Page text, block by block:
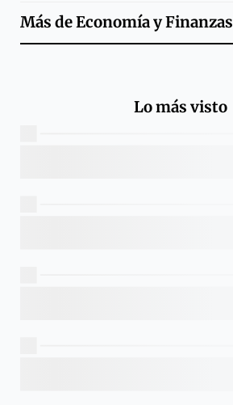
Más deEconomía y Finanzas
Lo más visto